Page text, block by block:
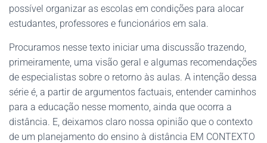
possível organizar as escolas em condições para alocar
estudantes, professores e funcionários em sala.
Procuramos nesse texto iniciar uma discussão trazendo,
primeiramente, uma visão geral e algumas recomendações
de especialistas sobre o retorno às aulas. A intenção dessa
série é, a partir de argumentos factuais, entender caminhos
para a educação nesse momento, ainda que ocorra a
distância. E, deixamos claro nossa opinião que o contexto
de um planejamento do ensino à distância EM CONTEXTO